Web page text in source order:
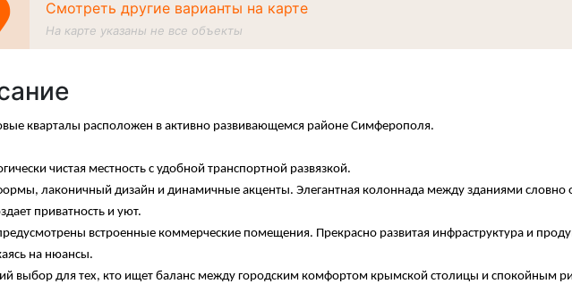
Смотреть другие варианты на карте
На карте указаны не все объекты
кварталы расположен в активно развивающемся районе Симферополя.
чистая местность с удобной транспортной развязкой.
лаконичный дизайн и динамичные акценты. Элегантная колоннада между зданиями словно
приватность и уют.
встроенные коммерческие помещения. Прекрасно развитая инфраструктура и
на нюансы.
выбор для тех, кто ищет баланс между городским комфортом крымской столицы и спокойным